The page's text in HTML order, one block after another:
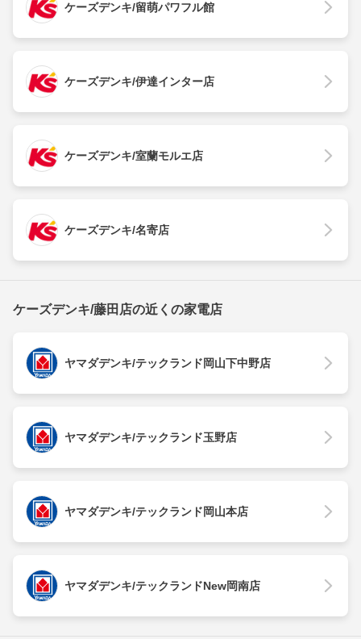
ケーズデンキ/留萌パワフル館
ケーズデンキ/伊達インター店
ケーズデンキ/室蘭モルエ店
ケーズデンキ/名寄店
ケーズデンキ/藤田店の近くの家電店
ヤマダデンキ/テックランド岡山下中野店
ヤマダデンキ/テックランド玉野店
ヤマダデンキ/テックランド岡山本店
ヤマダデンキ/テックランドNew岡南店